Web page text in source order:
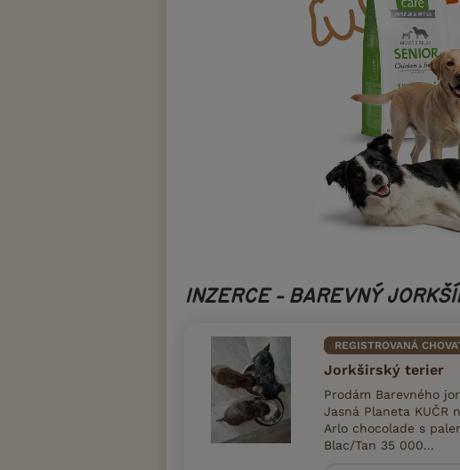
INZERCE - BAREVNÝ
REGISTROVANÁ
Jorkširský terier
Prodám Barevného
Jasná Planeta KUČR
Arlo chocolade s
Blac/Tan 35 000...